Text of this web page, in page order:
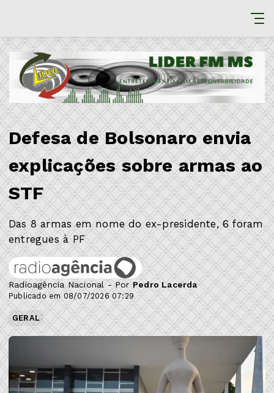
Defesa de Bolsonaro envia
explicações sobre armas ao
STF
Das 8 armas em nome do ex-presidente, 6 foram
entregues à PF
Radioagência Nacional - PorPedro Lacerda
Publicado em 08/07/2026 07:29
GERAL